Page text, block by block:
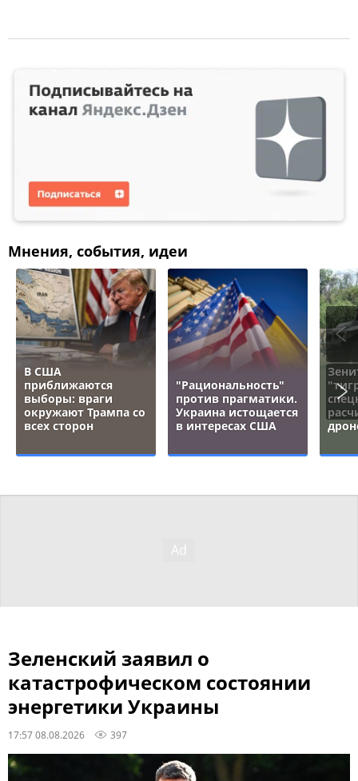
Мнения, события, идеи
В США
приближаются
выборы: враги
окружают Трампа со
всех сторон
"Рациональность"
против прагматики.
Украина истощается
в интересах США
Зеленский заявил о
катастрофическом состоянии
энергетики Украины
17:57 08.08.2026 397